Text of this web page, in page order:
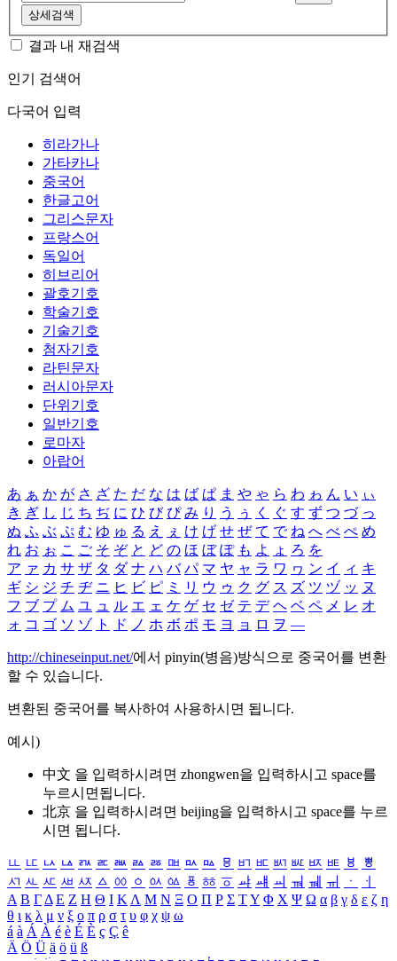
상세검색
결과 내 재검색
인기 검색어
다국어 입력
히라가나
가타카나
중국어
한글고어
그리스문자
프랑스어
독일어
히브리어
괄호기호
학술기호
기술기호
첨자기호
라틴문자
러시아문자
단위기호
일반기호
로마자
아랍어
あ ぁ か が さ ざ た だ な は ば ぱ ま や ゃ ら わ ゎ ん い ぃ
き ぎ し じ ち ぢ に ひ び ぴ み り う ぅ く ぐ す ず つ づ っ
ぬ ふ ぶ ぷ む ゆ ゅ る え ぇ け げ せ ぜ て で ね へ べ ぺ め
れ お ぉ こ ご そ ぞ と ど の ほ ぼ ぽ も よ ょ ろ を
ア ァ カ サ ザ タ ダ ナ ハ バ パ マ ヤ ャ ラ ワ ヮ ン イ ィ キ
ギ シ ジ チ ヂ ニ ヒ ビ ピ ミ リ ウ ゥ ク グ ス ズ ツ ヅ ッ ヌ
フ ブ プ ム ユ ュ ル エ ェ ケ ゲ セ ゼ テ デ ヘ ベ ペ メ レ オ
ォ コ ゴ ソ ゾ ト ド ノ ホ ボ ポ モ ヨ ョ ロ ヲ ―
http://chineseinput.net/에서 pinyin(병음)방식으로 중국어를 변환
할 수 있습니다.
변환된 중국어를 복사하여 사용하시면 됩니다.
예시)
中文 을 입력하시려면 zhongwen을 입력하시고 space를
누르시면됩니다.
北京 을 입력하시려면 beijing을 입력하시고 space를 누르
시면 됩니다.
ㅥ ㅦ ㅧ ㅨ ㅩ ㅪ ㅫ ㅬ ㅭ ㅮ ㅯ ㅰ ㅱ ㅲ ㅳ ㅴ ㅵ ㅶ ㅷ ㅸ
ㅹ
ㅺ ㅻ ㅼ ㅽ ㅾ ㅿ ㆀ ㆁ ㆂ ㆃ ㆄ ㆅ ㆆ ㆇ ㆈ ㆉ ㆊ ㆋ ㆌ ㆍ
ㆎ
Α Β ΓΔ Ε Ζ Η Θ Ι ΚΛ Μ Ν Ξ Ο Π Ρ Σ ΤΥ Φ Χ Ψ Ω α β γ δ ε ζ η
θ ι κ λ μ ν ξ ο π ρ σ τ υ φ χ ψ ω
á à Á À é è É È ç Ç ê
Ä Ö Ü ä ö ü ß